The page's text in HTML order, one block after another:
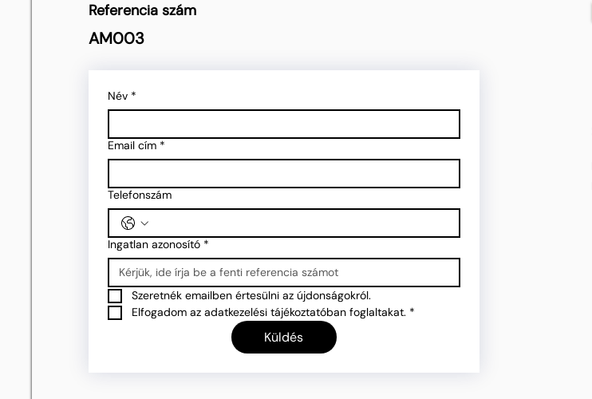
Referencia szám
AM003
Név *
Email cím *
Telefonszám
Ingatlan azonosító *
Szeretnék emailben értesülni az újdonságokról.
Elfogadom az adatkezelési tájékoztatóban foglaltakat. *
Küldés